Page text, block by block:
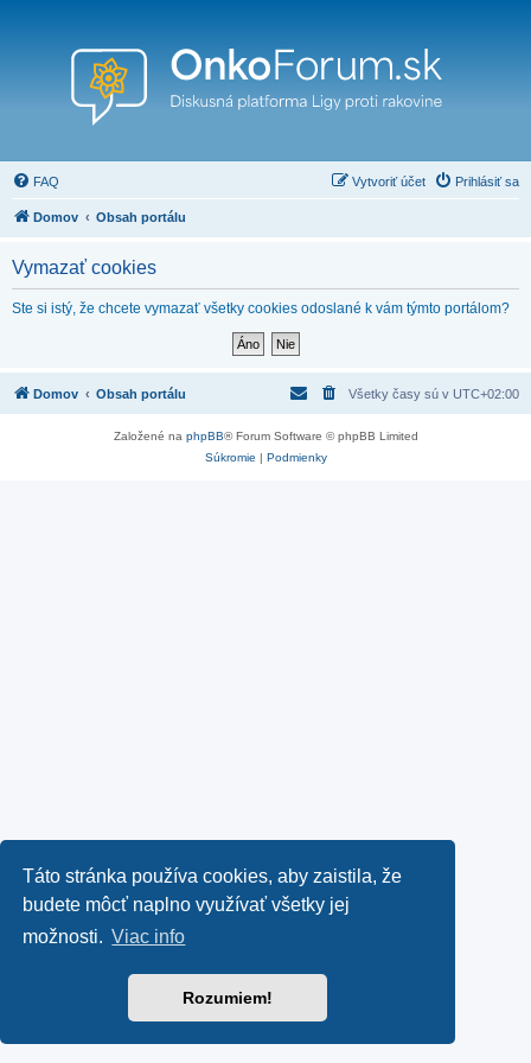
Táto stránka používa cookies, aby zaistila, že
budete môcť naplno využívať všetky jej
možnosti. Viac info
Rozumiem!
FAQ Prihlásiť sa
Vytvoriť účet
Domov Obsah portálu
Vymazať cookies
Ste si istý, že chcete vymazať všetky cookies odoslané k vám týmto portálom?
Domov Obsah portálu Všetky časy sú v UTC+02:00
Založené na phpBB® Forum Software © phpBB Limited
Súkromie | Podmienky